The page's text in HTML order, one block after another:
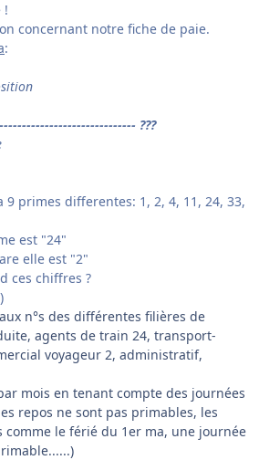
!
concernant notre fiche de paie.
:
???
primes differentes: 1, 2, 4, 11, 24, 33,
est "24"
elle est "2"
ces chiffres ?
n°s des différentes filières de
agents de train 24, transport-
voyageur 2, administratif,
mois en tenant compte des journées
repos ne sont pas primables, les
comme le férié du 1er ma, une journée